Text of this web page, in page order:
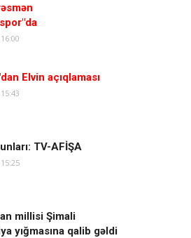
Elvin açıqlaması
TV-AFİŞA
millisi Şimali
yığmasına qalib gəldi